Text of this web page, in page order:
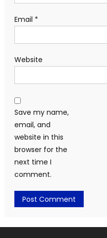
Email *
Website
Save my name,
email, and
website in this
browser for the
next time I
comment.